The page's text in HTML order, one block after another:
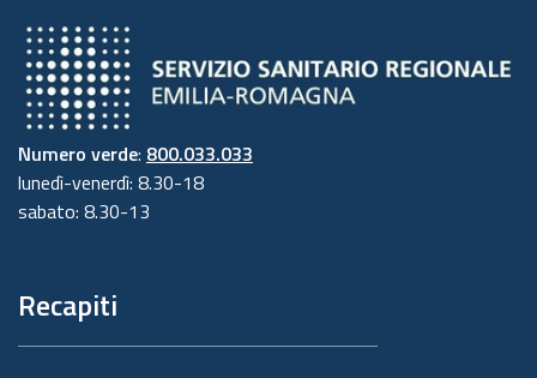
Numero verde: 800.033.033
lunedì-venerdì: 8.30-18
sabato: 8.30-13
Recapiti